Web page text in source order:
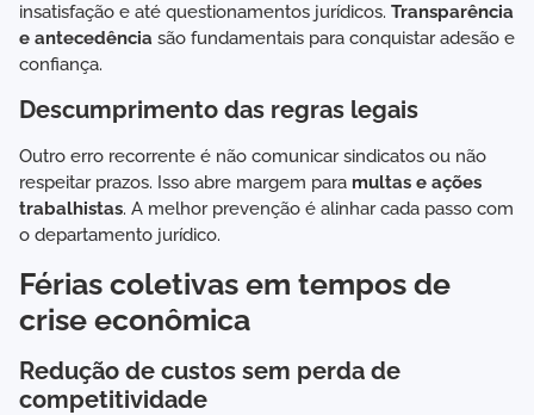
insatisfação e até questionamentos jurídicos. Transparência
e antecedência são fundamentais para conquistar adesão e
confiança.
Descumprimento das regras legais
Outro erro recorrente é não comunicar sindicatos ou não
respeitar prazos. Isso abre margem para multas e ações
trabalhistas. A melhor prevenção é alinhar cada passo com
o departamento jurídico.
Férias coletivas em tempos de
crise econômica
Redução de custos sem perda de
competitividade